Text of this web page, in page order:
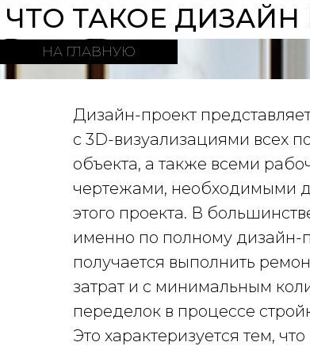
НА ГЛАВНУЮ
Дизайн-проект
с 3D-визуализациями всех
объекта, а также всеми
чертежами, необходимыми
этого проекта. В
именно по полному дизайн-
получается выполнить
затрат и с минимальным
переделок в процессе
Это характеризуется тем,